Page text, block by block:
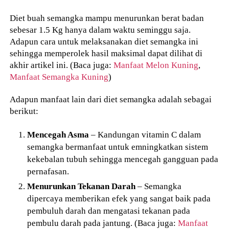
Diet buah semangka mampu menurunkan berat badan
sebesar 1.5 Kg hanya dalam waktu seminggu saja.
Adapun cara untuk melaksanakan diet semangka ini
sehingga memperolek hasil maksimal dapat dilihat di
akhir artikel ini. (Baca juga:Manfaat Melon Kuning,
Manfaat Semangka Kuning)
Adapun manfaat lain dari diet semangka adalah sebagai
berikut:
Mencegah Asma – Kandungan vitamin C dalam
semangka bermanfaat untuk emningkatkan sistem
kekebalan tubuh sehingga mencegah gangguan pada
pernafasan.
Menurunkan Tekanan Darah– Semangka
dipercaya memberikan efek yang sangat baik pada
pembuluh darah dan mengatasi tekanan pada
pembulu darah pada jantung. (Baca juga:Manfaat